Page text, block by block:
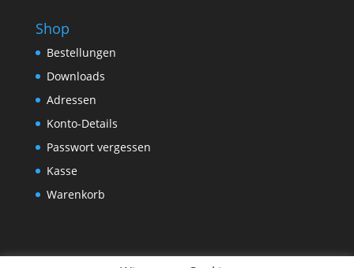
Shop
Bestellungen
Downloads
Adressen
Konto-Details
Passwort vergessen
Kasse
Warenkorb